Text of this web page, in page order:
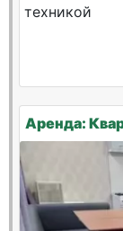
техникой
Аренда: